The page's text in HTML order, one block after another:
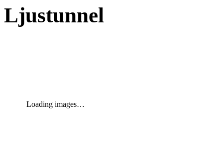
Ljustunnel
Loading images…